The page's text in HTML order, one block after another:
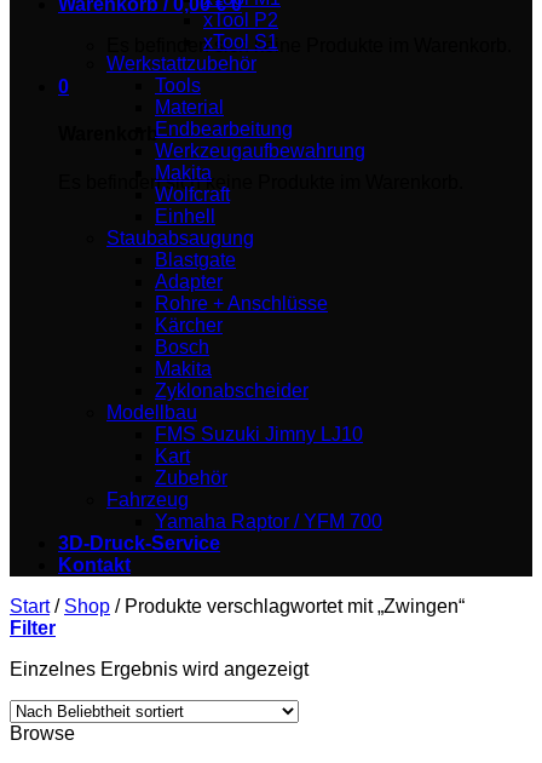
Warenkorb /0,00€ 0
Es befinden sich keine Produkte im Warenkorb.
0
Warenkorb
Es befinden sich keine Produkte im Warenkorb.
xTool P2
xTool S1
Werkstattzubehör
Tools
Material
Endbearbeitung
Werkzeugaufbewahrung
Makita
Wolfcraft
Einhell
Staubabsaugung
Blastgate
Adapter
Rohre + Anschlüsse
Kärcher
Bosch
Makita
Zyklonabscheider
Modellbau
FMS Suzuki Jimny LJ10
Kart
Zubehör
Fahrzeug
Yamaha Raptor / YFM 700
3D-Druck-Service
Kontakt
Start / Shop /Produkte verschlagwortet mit „Zwingen“
Filter
Einzelnes Ergebnis wird angezeigt
Browse